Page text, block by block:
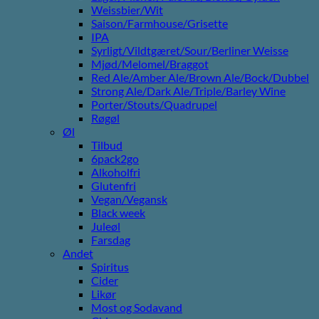
Weissbier/Wit
Saison/Farmhouse/Grisette
IPA
Syrligt/Vildtgæret/Sour/Berliner Weisse
Mjød/Melomel/Braggot
Red Ale/Amber Ale/Brown Ale/Bock/Dubbel
Strong Ale/Dark Ale/Triple/Barley Wine
Porter/Stouts/Quadrupel
Røgøl
Øl
Tilbud
6pack2go
Alkoholfri
Glutenfri
Vegan/Vegansk
Black week
Juleøl
Farsdag
Andet
Spiritus
Cider
Likør
Most og Sodavand